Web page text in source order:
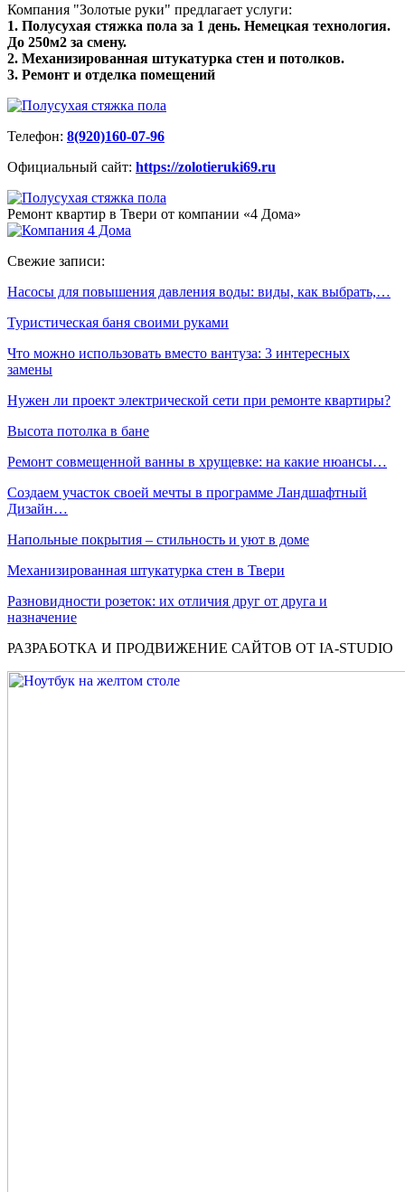
Компания "Золотые руки" предлагает услуги:
1. Полусухая стяжка пола за 1 день. Немецкая технология.
До 250м2 за смену.
2. Механизированная штукатурка стен и потолков.
3. Ремонт и отделка помещений
Телефон: 8(920)160-07-96
Официальный сайт: https://zolotieruki69.ru
Ремонт квартир в Твери от компании «4 Дома»
Свежие записи:
Насосы для повышения давления воды: виды, как выбрать,…
Туристическая баня своими руками
Что можно использовать вместо вантуза: 3 интересных
замены
Нужен ли проект электрической сети при ремонте квартиры?
Высота потолка в бане
Ремонт совмещенной ванны в хрущевке: на какие нюансы…
Создаем участок своей мечты в программе Ландшафтный
Дизайн…
Напольные покрытия – стильность и уют в доме
Механизированная штукатурка стен в Твери
Разновидности розеток: их отличия друг от друга и
назначение
РАЗРАБОТКА И ПРОДВИЖЕНИЕ САЙТОВ ОТ IA-STUDIO